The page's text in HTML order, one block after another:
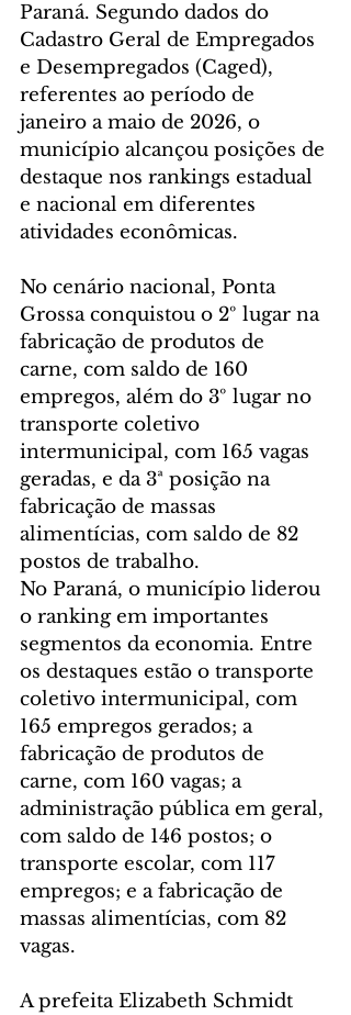
Paraná. Segundo dados do
Cadastro Geral de Empregados
e Desempregados (Caged),
referentes ao período de
janeiro a maio de 2026, o
município alcançou posições de
destaque nos rankings estadual
e nacional em diferentes
atividades econômicas.
No cenário nacional, Ponta
Grossa conquistou o 2º lugar na
fabricação de produtos de
carne, com saldo de 160
empregos, além do 3º lugar no
transporte coletivo
intermunicipal, com 165 vagas
geradas, e da 3ª posição na
fabricação de massas
alimentícias, com saldo de 82
postos de trabalho.
No Paraná, o município liderou
o ranking em importantes
segmentos da economia. Entre
os destaques estão o transporte
coletivo intermunicipal, com
165 empregos gerados; a
fabricação de produtos de
carne, com 160 vagas; a
administração pública em geral,
com saldo de 146 postos; o
transporte escolar, com 117
empregos; e a fabricação de
massas alimentícias, com 82
vagas.
A prefeita Elizabeth Schmidt